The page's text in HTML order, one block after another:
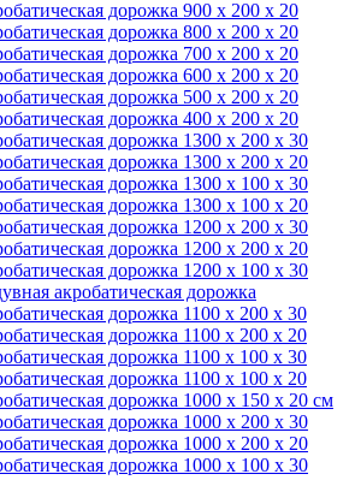
дорожка 900 x 200 x 20
дорожка 800 x 200 x 20
дорожка 700 x 200 x 20
дорожка 600 x 200 x 20
дорожка 500 x 200 x 20
дорожка 400 x 200 x 20
дорожка 1300 x 200 x 30
дорожка 1300 x 200 x 20
дорожка 1300 x 100 x 30
дорожка 1300 x 100 x 20
дорожка 1200 x 200 x 30
дорожка 1200 x 200 x 20
дорожка 1200 x 100 x 30
акробатическая дорожка
дорожка 1100 x 200 x 30
дорожка 1100 x 200 x 20
дорожка 1100 x 100 x 30
дорожка 1100 x 100 x 20
дорожка 1000 x 150 x 20 см
дорожка 1000 x 200 x 30
дорожка 1000 x 200 x 20
дорожка 1000 x 100 x 30